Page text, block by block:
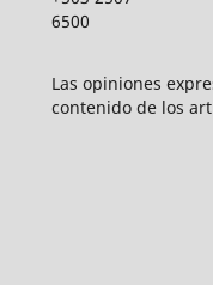
6500
Las opiniones
contenido de los